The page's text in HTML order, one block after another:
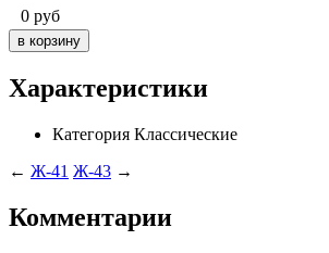
0 руб
Характеристики
Категория Классические
← Ж-41 Ж-43 →
Комментарии